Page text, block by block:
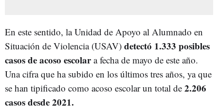
En este sentido, la Unidad de Apoyo al Alumnado en
Situación de Violencia (USAV) detectó 1.333 posibles
casos de acoso escolara fecha de mayo de este año.
Una cifra que ha subido en los últimos tres años, ya que
se han tipificado como acoso escolar un total de 2.206
casos desde 2021.